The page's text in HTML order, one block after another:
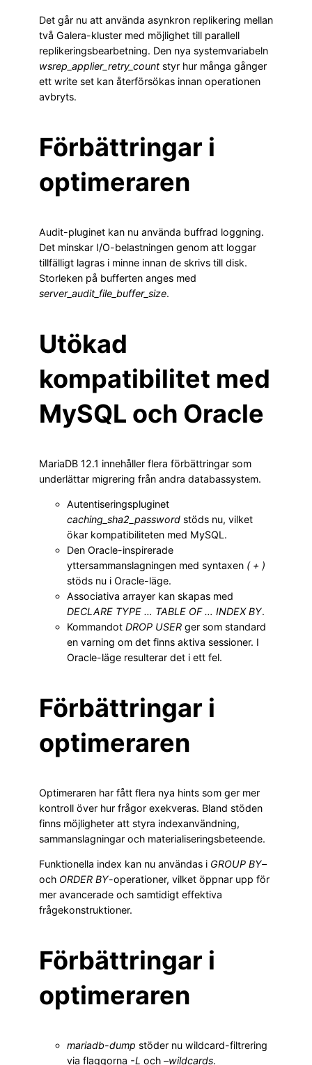
Det går nu att använda asynkron replikering mellan
två Galera-kluster med möjlighet till parallell
replikeringsbearbetning. Den nya systemvariabeln
wsrep_applier_retry_count styr hur många gånger
ett write set kan återförsökas innan operationen
avbryts.
Förbättringar i
optimeraren
Audit-pluginet kan nu använda buffrad loggning.
Det minskar I/O-belastningen genom att loggar
tillfälligt lagras i minne innan de skrivs till disk.
Storleken på bufferten anges med
server_audit_file_buffer_size.
Utökad
kompatibilitet med
MySQL och Oracle
MariaDB 12.1 innehåller flera förbättringar som
underlättar migrering från andra databassystem.
Autentiseringspluginet
caching_sha2_password stöds nu, vilket
ökar kompatibiliteten med MySQL.
Den Oracle-inspirerade
yttersammanslagningen med syntaxen ( + )
stöds nu i Oracle-läge.
Associativa arrayer kan skapas med
DECLARE TYPE … TABLE OF … INDEX BY.
Kommandot DROP USER ger som standard
en varning om det finns aktiva sessioner. I
Oracle-läge resulterar det i ett fel.
Förbättringar i
optimeraren
Optimeraren har fått flera nya hints som ger mer
kontroll över hur frågor exekveras. Bland stöden
finns möjligheter att styra indexanvändning,
sammanslagningar och materialiseringsbeteende.
Funktionella index kan nu användas i GROUP BY–
och ORDER BY-operationer, vilket öppnar upp för
mer avancerade och samtidigt effektiva
frågekonstruktioner.
Förbättringar i
optimeraren
mariadb-dump stöder nu wildcard-filtrering
via flaggorna -L och –wildcards.